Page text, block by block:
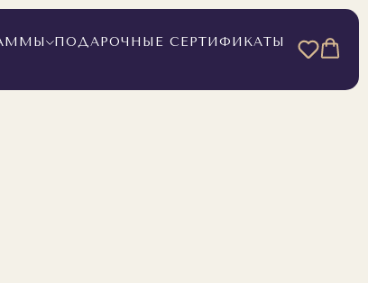
ПОДАРОЧНЫЕ СЕРТИФИКАТЫ